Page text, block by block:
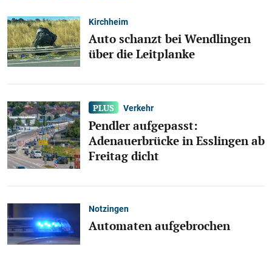
Kirchheim
Auto schanzt bei Wendlingen
über die Leitplanke
Verkehr
Pendler aufgepasst:
Adenauerbrücke in Esslingen ab
Freitag dicht
Notzingen
Automaten aufgebrochen